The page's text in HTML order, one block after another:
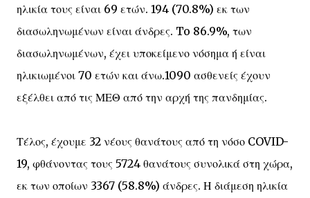
ηλικία τους είναι 69 ετών. 194 (70.8%) εκ των
διασωληνωμένων είναι άνδρες. To 86.9%, των
διασωληνωμένων, έχει υποκείμενο νόσημα ή είναι
ηλικιωμένοι 70 ετών και άνω.1090 ασθενείς έχουν
εξέλθει από τις ΜΕΘ από την αρχή της πανδημίας.
Τέλος, έχουμε 32 νέους θανάτους από τη νόσο COVID-
19, φθάνοντας τους 5724 θανάτους συνολικά στη χώρα,
εκ των οποίων 3367 (58.8%) άνδρες. Η διάμεση ηλικία